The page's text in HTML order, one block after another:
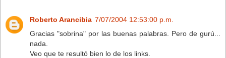
Roberto Arancibia 7/07/2004 12:53:00 p.m.
Gracias "sobrina" por las buenas palabras. Pero de gurú...
nada.
Veo que te resultó bien lo de los links.